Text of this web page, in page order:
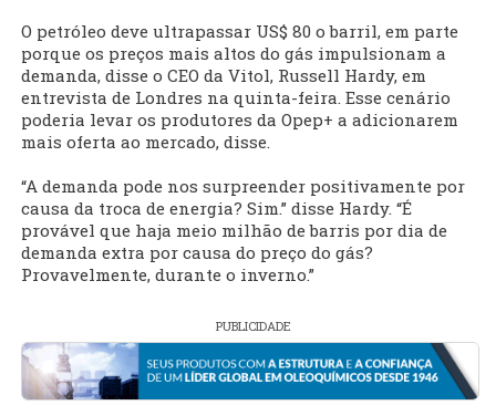
O petróleo deve ultrapassar US$ 80 o barril, em parte
porque os preços mais altos do gás impulsionam a
demanda, disse o CEO da Vitol, Russell Hardy, em
entrevista de Londres na quinta-feira. Esse cenário
poderia levar os produtores da Opep+ a adicionarem
mais oferta ao mercado, disse.
“A demanda pode nos surpreender positivamente por
causa da troca de energia? Sim.” disse Hardy. “É
provável que haja meio milhão de barris por dia de
demanda extra por causa do preço do gás?
Provavelmente, durante o inverno.”
PUBLICIDADE